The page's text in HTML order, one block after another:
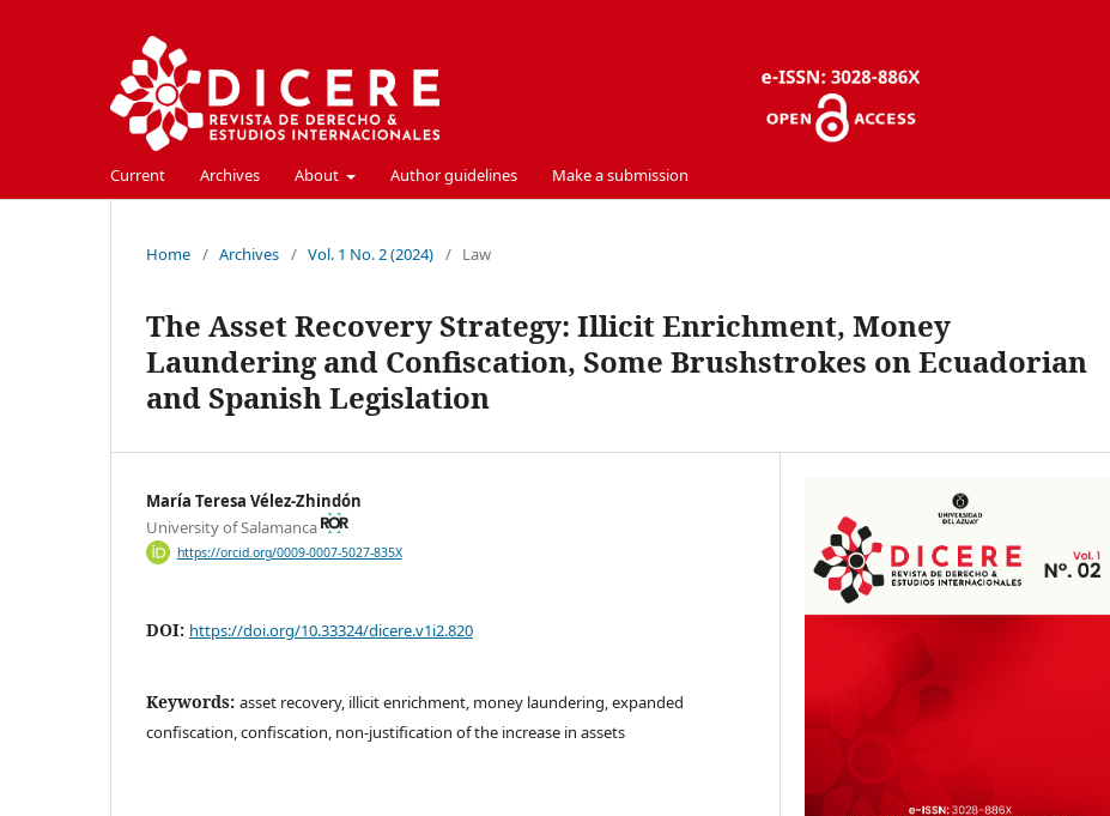
Current Archives About Author guidelines Make a submission
Home / Archives / Vol. 1 No. 2 (2024) / Law
The Asset Recovery Strategy: Illicit Enrichment, Money
Laundering and Confiscation, Some Brushstrokes on Ecuadorian
and Spanish Legislation
María Teresa Vélez-Zhindón
University of Salamanca
https://orcid.org/0009-0007-5027-835X
DOI: https://doi.org/10.33324/dicere.v1i2.820
Keywords: asset recovery, illicit enrichment, money laundering, expanded
confiscation, confiscation, non-justification of the increase in assets